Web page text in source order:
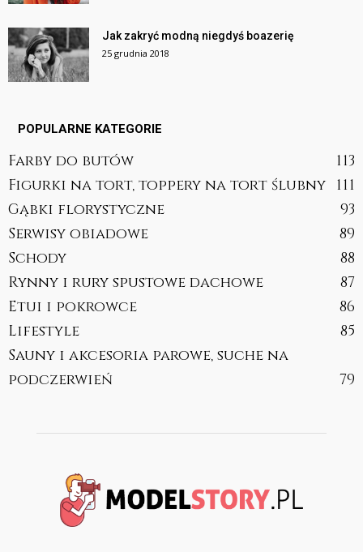
Jak zakryć modną niegdyś boazerię
25 grudnia 2018
POPULARNE KATEGORIE
Farby do butów
113
Figurki na tort, toppery na tort ślubny 111
Gąbki florystyczne
93
Serwisy obiadowe
89
Schody
88
Rynny i rury spustowe dachowe
87
Etui i pokrowce
86
Lifestyle
85
Sauny i akcesoria parowe, suche na
podczerwień
79